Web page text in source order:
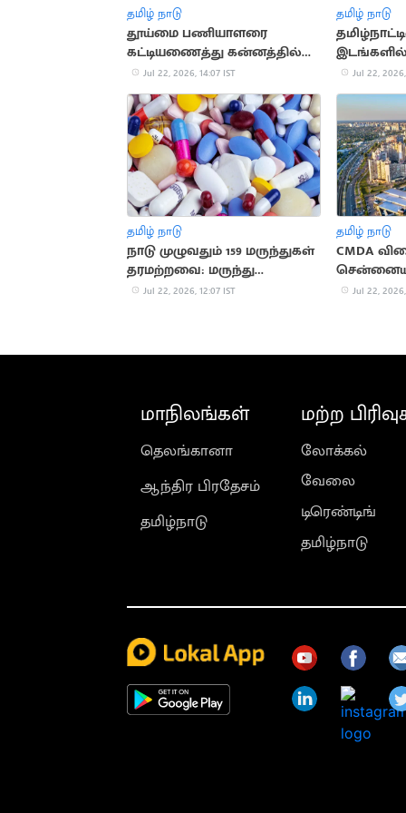
தமிழ் நாடு
தூய்மை பணியாளரை
கட்டியணைத்து கன்னத்தில்
முத்தமிட்ட அமைச்சர்..
பாசமழை
Jul 22, 2026, 14:07 IST
தமிழ் நாடு
Jul 22,
தமிழ் நாடு
நாடு முழுவதும் 159 மருந்துகள்
தரமற்றவை: மருந்து
கட்டுப்பாட்டு வாரியம் தகவல்
Jul 22, 2026, 12:07 IST
தமிழ் நாடு
CMDA
குறைவு
Jul 22,
மாநிலங்கள்
தெலங்கானா
ஆந்திர பிரதேசம்
தமிழ்நாடு
மற்ற
லோக்கல்
வேலை
டிரெண்டிங்
தமிழ்நாடு